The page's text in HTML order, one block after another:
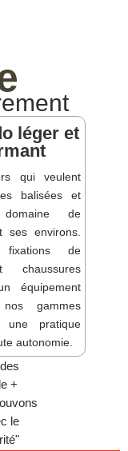
léger et
qui veulent
balisées et
de
ses environs.
de
chaussures
équipement
gammes
une pratique
autonomie.
+
le